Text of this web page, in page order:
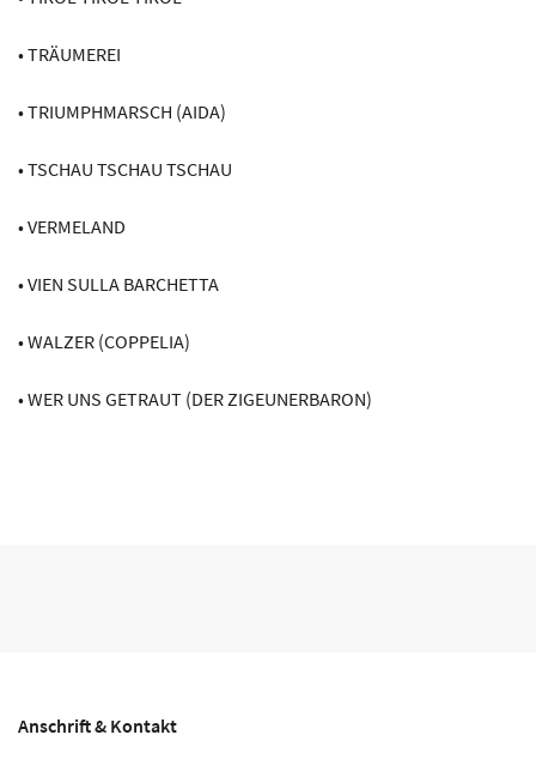
• TRÄUMEREI
• TRIUMPHMARSCH (AIDA)
• TSCHAU TSCHAU TSCHAU
• VERMELAND
• VIEN SULLA BARCHETTA
• WALZER (COPPELIA)
• WER UNS GETRAUT (DER ZIGEUNERBARON)
Anschrift & Kontakt